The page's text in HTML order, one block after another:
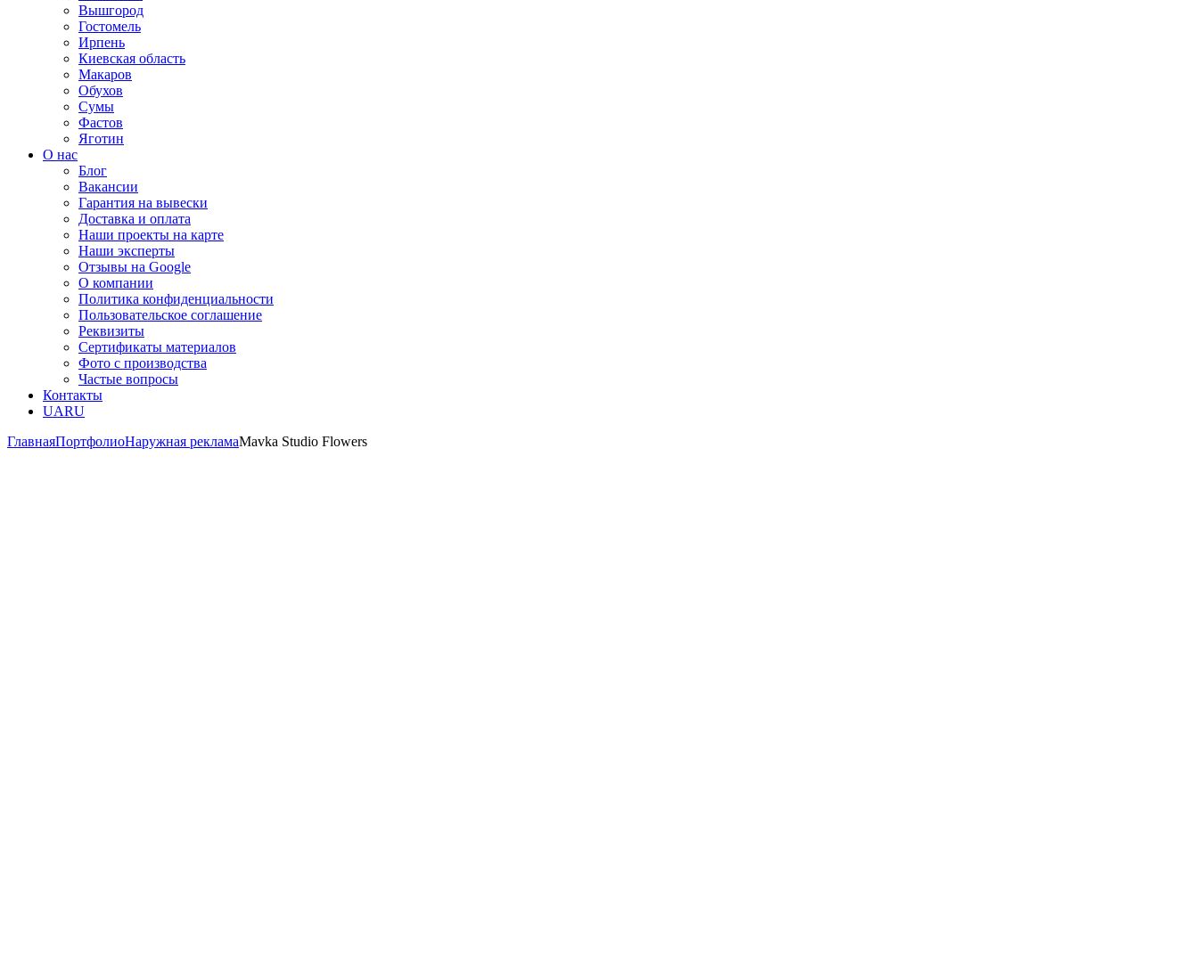
Вышгород
Гостомель
Ирпень
Киевская область
Макаров
Обухов
Сумы
Фастов
Яготин
О нас
Блог
Вакансии
Гарантия на вывески
Доставка и оплата
Наши проекты на карте
Наши эксперты
Отзывы на Google
О компании
Политика конфиденциальности
Пользовательское соглашение
Реквизиты
Сертификаты материалов
Фото с производства
Частые вопросы
Контакты
UARU
ГлавнаяПортфолиоНаружная рекламаMavka Studio Flowers